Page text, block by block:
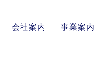
会社案内 事業案内